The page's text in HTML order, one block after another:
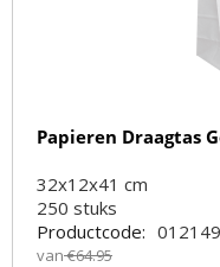
Papieren Draagtas
32x12x41 cm
250 stuks
Productcode:
van €64.95